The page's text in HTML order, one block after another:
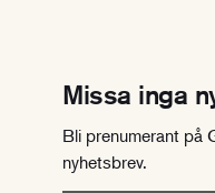
Missa inga
Bli prenumerant på
nyhetsbrev.